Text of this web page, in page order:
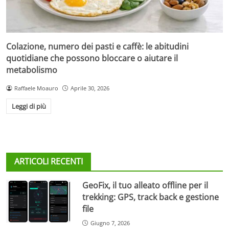
Colazione, numero dei pasti e caffè: le abitudini
quotidiane che possono bloccare o aiutare il
metabolismo
Raffaele Moauro Aprile 30, 2026
Leggi di più
ARTICOLI RECENTI
GeoFix, il tuo alleato offline per il
trekking: GPS, track back e gestione
file
Giugno 7, 2026